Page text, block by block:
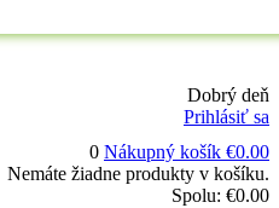
Dobrý deň
Prihlásiť sa
0 Nákupný košík €0.00
Nemáte žiadne produkty v košíku.
Spolu: €0.00